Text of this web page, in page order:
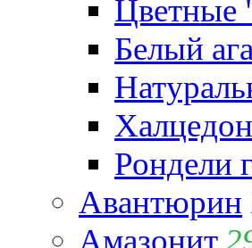
Цветные
Белый
Халцедон
Рондели
Авантюрин
Амазонит